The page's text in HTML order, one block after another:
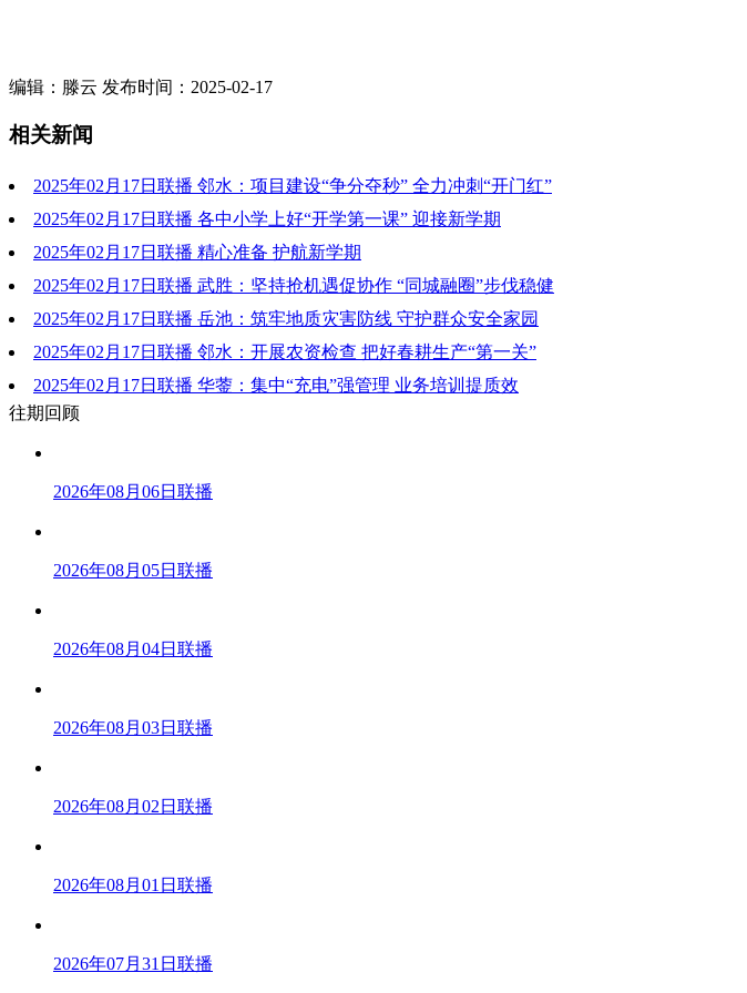
编辑：滕云 发布时间：2025-02-17
相关新闻
2025年02月17日联播 邻水：项目建设“争分夺秒” 全力冲刺“开门红”
2025年02月17日联播 各中小学上好“开学第一课” 迎接新学期
2025年02月17日联播 精心准备 护航新学期
2025年02月17日联播 武胜：坚持抢机遇促协作 “同城融圈”步伐稳健
2025年02月17日联播 岳池：筑牢地质灾害防线 守护群众安全家园
2025年02月17日联播 邻水：开展农资检查 把好春耕生产“第一关”
2025年02月17日联播 华蓥：集中“充电”强管理 业务培训提质效
往期回顾
2026年08月06日联播
2026年08月05日联播
2026年08月04日联播
2026年08月03日联播
2026年08月02日联播
2026年08月01日联播
2026年07月31日联播